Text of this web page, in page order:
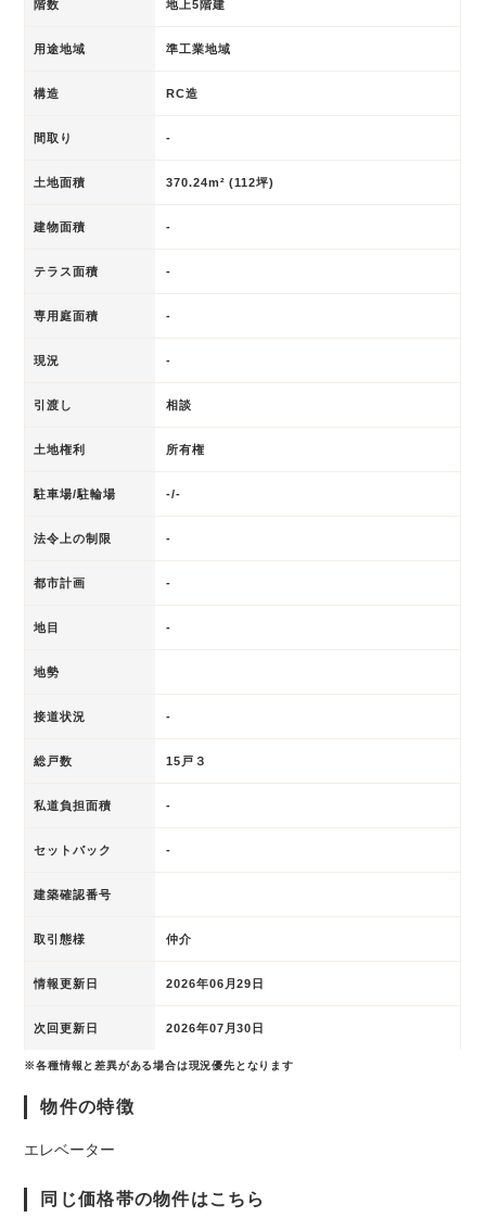
階数 地上5階建
用途地域 準工業地域
構造 RC造
間取り -
土地面積 370.24m² (112坪)
建物面積 -
テラス面積 -
専用庭面積 -
現況 -
引渡し 相談
土地権利 所有権
駐車場/駐輪場 -/-
法令上の制限 -
都市計画 -
地目 -
地勢
接道状況 -
総戸数 15戸３
私道負担面積 -
セットバック -
建築確認番号
取引態様 仲介
情報更新日 2026年06月29日
次回更新日 2026年07月30日
※各種情報と差異がある場合は現況優先となります
物件の特徴
エレベーター
同じ価格帯の物件はこちら